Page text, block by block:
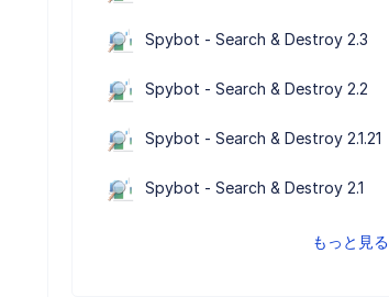
Spybot - Search & Destroy 2.3
Spybot - Search & Destroy 2.2
Spybot - Search & Destroy 2.1.21
Spybot - Search & Destroy 2.1
もっと見る